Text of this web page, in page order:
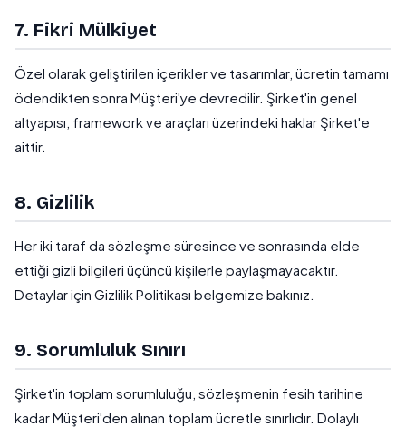
7. Fikri Mülkiyet
Özel olarak geliştirilen içerikler ve tasarımlar, ücretin tamamı
ödendikten sonra Müşteri'ye devredilir. Şirket'in genel
altyapısı, framework ve araçları üzerindeki haklar Şirket'e
aittir.
8. Gizlilik
Her iki taraf da sözleşme süresince ve sonrasında elde
ettiği gizli bilgileri üçüncü kişilerle paylaşmayacaktır.
Detaylar için Gizlilik Politikası belgemize bakınız.
9. Sorumluluk Sınırı
Şirket'in toplam sorumluluğu, sözleşmenin fesih tarihine
kadar Müşteri'den alınan toplam ücretle sınırlıdır. Dolaylı